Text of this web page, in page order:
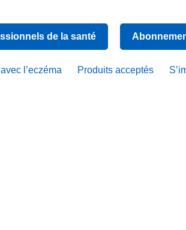
de la santé
l’eczéma Produits acceptés